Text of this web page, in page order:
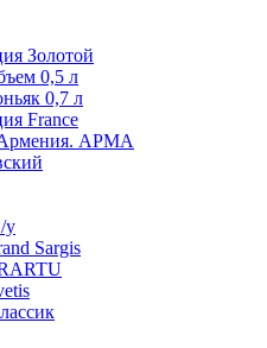
Золотой
0,5 л
0,7 л
France
АРМА
у
Sargis